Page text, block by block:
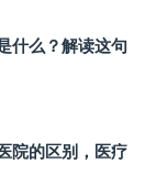
什么？解读这句
院的区别，医疗